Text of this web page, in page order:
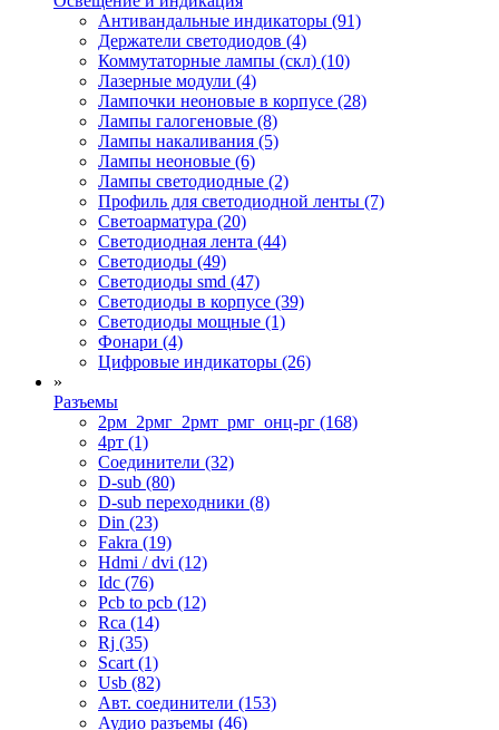
Антивандальные индикаторы (91)
Держатели светодиодов (4)
Коммутаторные лампы (скл) (10)
Лазерные модули (4)
Лампочки неоновые в корпусе (28)
Лампы галогеновые (8)
Лампы накаливания (5)
Лампы неоновые (6)
Лампы светодиодные (2)
Профиль для светодиодной ленты (7)
Светоарматура (20)
Светодиодная лента (44)
Светодиоды (49)
Светодиоды smd (47)
Светодиоды в корпусе (39)
Светодиоды мощные (1)
Фонари (4)
Цифровые индикаторы (26)
»
Разъемы
2рм_2рмг_2рмт_рмг_онц-рг (168)
4рт (1)
Cоединители (32)
D-sub (80)
D-sub переходники (8)
Din (23)
Fakra (19)
Hdmi / dvi (12)
Idc (76)
Pcb to pcb (12)
Rca (14)
Rj (35)
Scart (1)
Usb (82)
Авт. соединители (153)
Аудио разъемы (46)